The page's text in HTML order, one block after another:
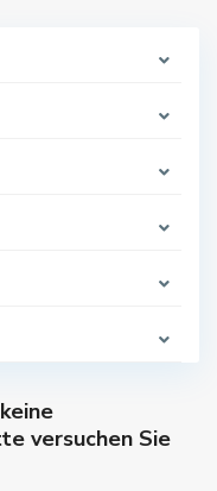
versuchen Sie